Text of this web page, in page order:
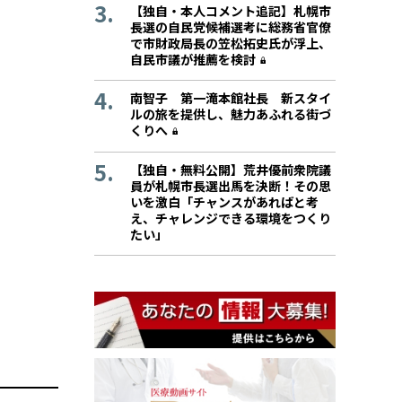
【独自・本人コメント追記】札幌市
長選の自民党候補選考に総務省官僚
で市財政局長の笠松拓史氏が浮上、
自民市議が推薦を検討
南智子 第一滝本館社長 新スタイ
ルの旅を提供し、魅力あふれる街づ
くりへ
【独自・無料公開】荒井優前衆院議
員が札幌市長選出馬を決断！その思
いを激白「チャンスがあればと考
え、チャレンジできる環境をつくり
たい」